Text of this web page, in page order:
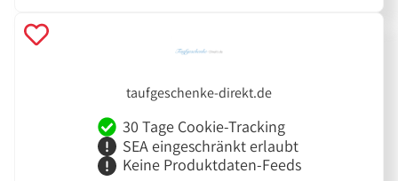
taufgeschenke-direkt.de
30 Tage Cookie-Tracking
SEA eingeschränkt erlaubt
Keine Produktdaten-Feeds